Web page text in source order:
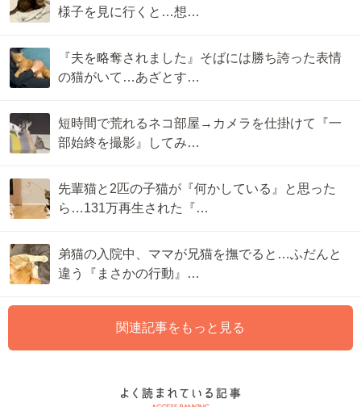
様子を見に行くと…想…
『夫を略奪されました』そばには勝ち誇った表情
の猫がいて…あざとす…
短時間で荒れるネコ部屋→カメラを仕掛けて『一
部始終を撮影』してみ…
先輩猫と2匹の子猫が『何かしている』と思った
ら…131万再生された『…
弟猫の入院中、ママが兄猫を撫でると…ふだんと
違う『まさかの行動』…
関連記事をもっと見る